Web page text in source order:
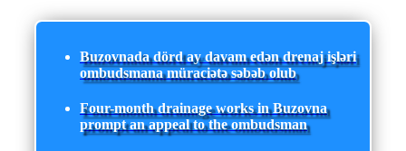
Buzovnada dörd ay davam edən drenaj işləri
ombudsmana müraciətə səbəb olub
Four-month drainage works in Buzovna
prompt an appeal to the ombudsman